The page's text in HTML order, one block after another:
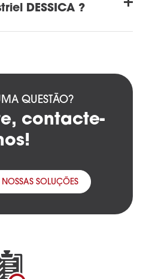
DESSICA ?
QUESTÃO?
contacte-
SOLUÇÕES